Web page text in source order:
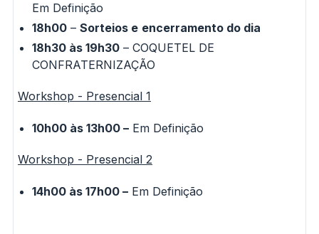
Em Definição
18h00 – Sorteios e encerramento do dia
18h30 às 19h30 – COQUETEL DE
CONFRATERNIZAÇÃO
Workshop - Presencial 1
10h00 às 13h00 – Em Definição
Workshop - Presencial 2
14h00 às 17h00 – Em Definição